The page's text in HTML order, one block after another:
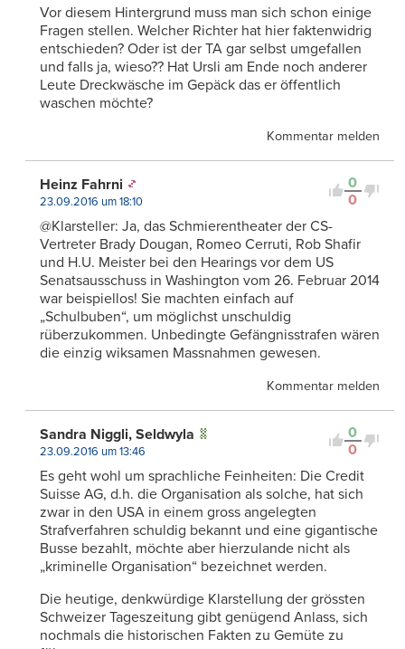
Vor diesem Hintergrund muss man sich schon einige
Fragen stellen. Welcher Richter hat hier faktenwidrig
entschieden? Oder ist der TA gar selbst umgefallen
und falls ja, wieso?? Hat Ursli am Ende noch anderer
Leute Dreckwäsche im Gepäck das er öffentlich
waschen möchte?
Kommentar melden
0
0
Heinz Fahrni
23.09.2016 um 18:10
@Klarsteller: Ja, das Schmierentheater der CS-
Vertreter Brady Dougan, Romeo Cerruti, Rob Shafir
und H.U. Meister bei den Hearings vor dem US
Senatsausschuss in Washington vom 26. Februar 2014
war beispiellos! Sie machten einfach auf
„Schulbuben“, um möglichst unschuldig
rüberzukommen. Unbedingte Gefängnisstrafen wären
die einzig wiksamen Massnahmen gewesen.
Kommentar melden
0
0
Sandra Niggli, Seldwyla
23.09.2016 um 13:46
Es geht wohl um sprachliche Feinheiten: Die Credit
Suisse AG, d.h. die Organisation als solche, hat sich
zwar in den USA in einem gross angelegten
Strafverfahren schuldig bekannt und eine gigantische
Busse bezahlt, möchte aber hierzulande nicht als
„kriminelle Organisation“ bezeichnet werden.
Die heutige, denkwürdige Klarstellung der grössten
Schweizer Tageszeitung gibt genügend Anlass, sich
nochmals die historischen Fakten zu Gemüte zu